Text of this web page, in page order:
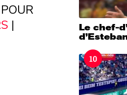
|
Le chef-
10